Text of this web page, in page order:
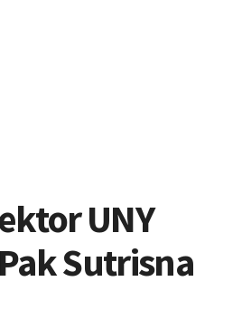
UNY
Sutrisna